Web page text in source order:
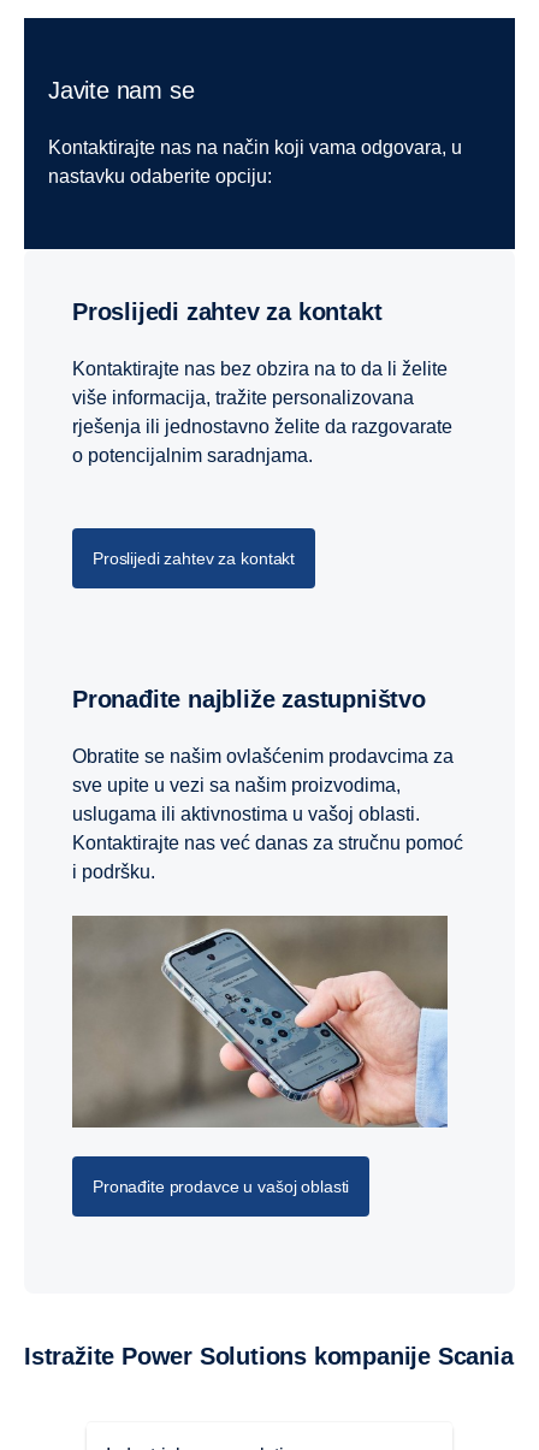
Da bi sistemi napajanja funkcionisali najbolje što
predviđenom upotrebom, instalirati i optimalno
Usluge integracije napajanja kompanije Scania se
inženjera, i proizvođačima i korisnicima se obezbjeđuje
Preuzmite našu brošuru da biste detaljno pregledali
ponudu.
Preuzmite brošuru o uslugama integracije napajanja
Podrška za instalaciju
Kroz podršku za instalaciju, inženjeri kompanije
Scania daju savjete, smjernice i ličnu pomoć u ranim
To znači da će sistem napajanja biti pravilno naveden i
da se ispravno rukuje instalacijom, što dovodi do potpune
integracije između raznih softverskih i hardverskih
zahtjeva i pruža najbolji mogući proizvod u smislu
Javite nam se
Kontaktirajte nas na način koji vama odgovara, u
nastavku odaberite opciju:
Proslijedi zahtev za kontakt
Kontaktirajte nas bez obzira na to da li želite
više informacija, tražite personalizovana
rješenja ili jednostavno želite da razgovarate
o potencijalnim saradnjama.
Proslijedi zahtev za kontakt
Pronađite najbliže zastupništvo
Obratite se našim ovlašćenim prodavcima za
sve upite u vezi sa našim proizvodima,
uslugama ili aktivnostima u vašoj oblasti.
Kontaktirajte nas već danas za stručnu pomoć
i podršku.
Pronađite prodavce u vašoj oblasti
Istražite Power Solutions kompanije Scania